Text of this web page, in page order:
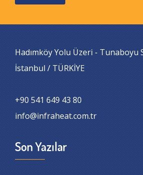
Hadımköy Yolu Üzeri - Tunaboyu
İstanbul / TÜRKİYE
+90 541 649 43 80
info@infraheat.com.tr
Son Yazılar